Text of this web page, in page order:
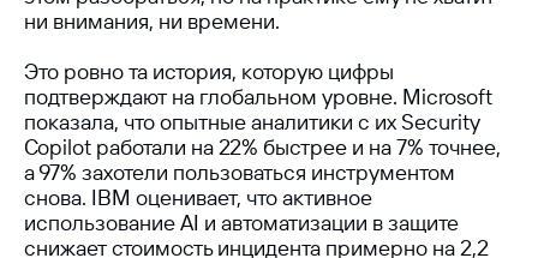
ни внимания, ни времени.
Это ровно та история, которую цифры
подтверждают на глобальном уровне. Microsoft
показала, что опытные аналитики с их Security
Copilot работали на 22% быстрее и на 7% точнее,
а 97% захотели пользоваться инструментом
снова. IBM оценивает, что активное
использование AI и автоматизации в защите
снижает стоимость инцидента примерно на 2,2
Клиентский сервис
Продление лицензий
ВКонтакте
Youtube
Rutube
MAX
Файрвольная
Создаем вместе
Ideco NGFW